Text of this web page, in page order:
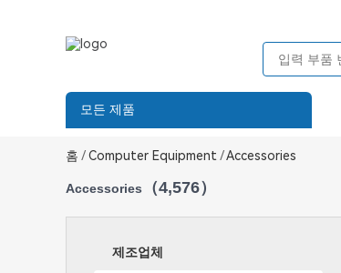
모든 제품
홈 / Computer Equipment /Accessories
Accessories （4,576）
제조업체